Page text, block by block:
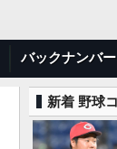
バックナンバー
新着 野球